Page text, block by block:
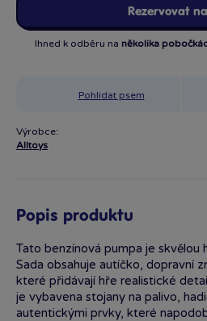
Rezervovat
Ihned k odběru na několika
Pohlídat psem
Výrobce:
Alltoys
Popis produktu
Tato benzínová pumpa je skvělou
Sada obsahuje autíčko, dopravní
které přidávají hře realistické
je vybavena stojany na palivo,
autentickými prvky, které